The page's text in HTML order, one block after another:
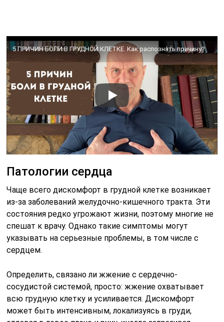
5 ПРИЧИН БОЛИ В ГРУДНОЙ КЛЕТКЕ. Как распознать причину?
Патологии сердца
Чаще всего дискомфорт в грудной клетке возникает
из-за заболеваний желудочно-кишечного тракта. Эти
состояния редко угрожают жизни, поэтому многие не
спешат к врачу. Однако такие симптомы могут
указывать на серьезные проблемы, в том числе с
сердцем.
Определить, связано ли жжение с сердечно-
сосудистой системой, просто: жжение охватывает
всю грудную клетку и усиливается. Дискомфорт
может быть интенсивным, локализуясь в груди,